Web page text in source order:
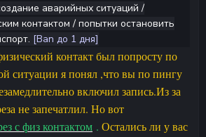
аварийных ситуаций /
контактом / попытки остановить
[Ban до 1 дня]
контакт был попросту по
ситуации я понял ,что вы по пингу
включил запись.Из за
не запечатлил. Но вот
с физ контактом . Остались ли у вас